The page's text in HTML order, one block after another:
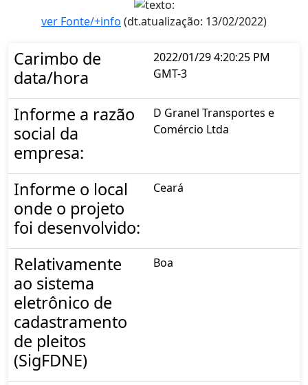
ver Fonte/+info (dt.atualização: 13/02/2022)
Carimbo de
data/hora
2022/01/29 4:20:25 PM
GMT-3
Informe a razão
social da
empresa:
D Granel Transportes e
Comércio Ltda
Informe o local
onde o projeto
foi desenvolvido:
Ceará
Relativamente
ao sistema
eletrônico de
cadastramento
de pleitos
(SigFDNE)
Boa